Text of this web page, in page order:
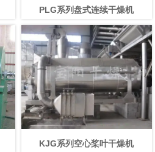
PLG系列盘式连续干燥机
KJG系列空心桨叶干燥机